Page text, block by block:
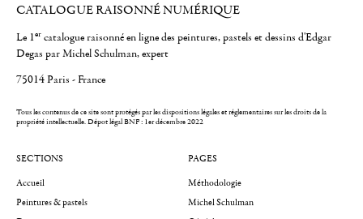
CATALOGUE RAISONNÉ NUMÉRIQUE
Le 1er catalogue raisonné en ligne des peintures, pastels et dessins d'Edgar
Degas par Michel Schulman, expert
75014 Paris - France
Tous les contenus de ce site sont protégés par les dispositions légales et réglementaires sur les droits de la
propriété intellectuelle.Dépot légal BNF : 1er décembre 2022
SECTIONS
Accueil
Peintures & pastels
PAGES
Méthodologie
Michel Schulman